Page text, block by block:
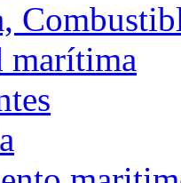
marítima